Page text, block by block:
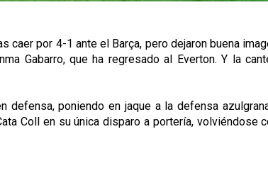
por 4-1 ante el Barça, pero dejaron buena
Gabarro, que ha regresado al Everton. Y la
defensa, poniendo en jaque a la defensa
Coll en su única disparo a portería, volviéndose